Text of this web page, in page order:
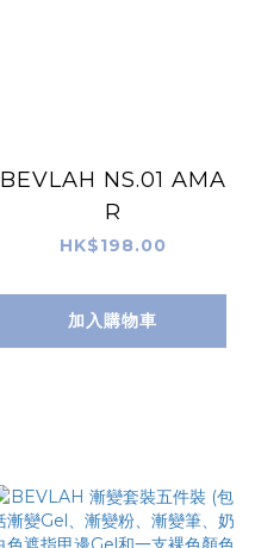
BEVLAH NS.01 AMA
R
HK$198.00
加入購物車